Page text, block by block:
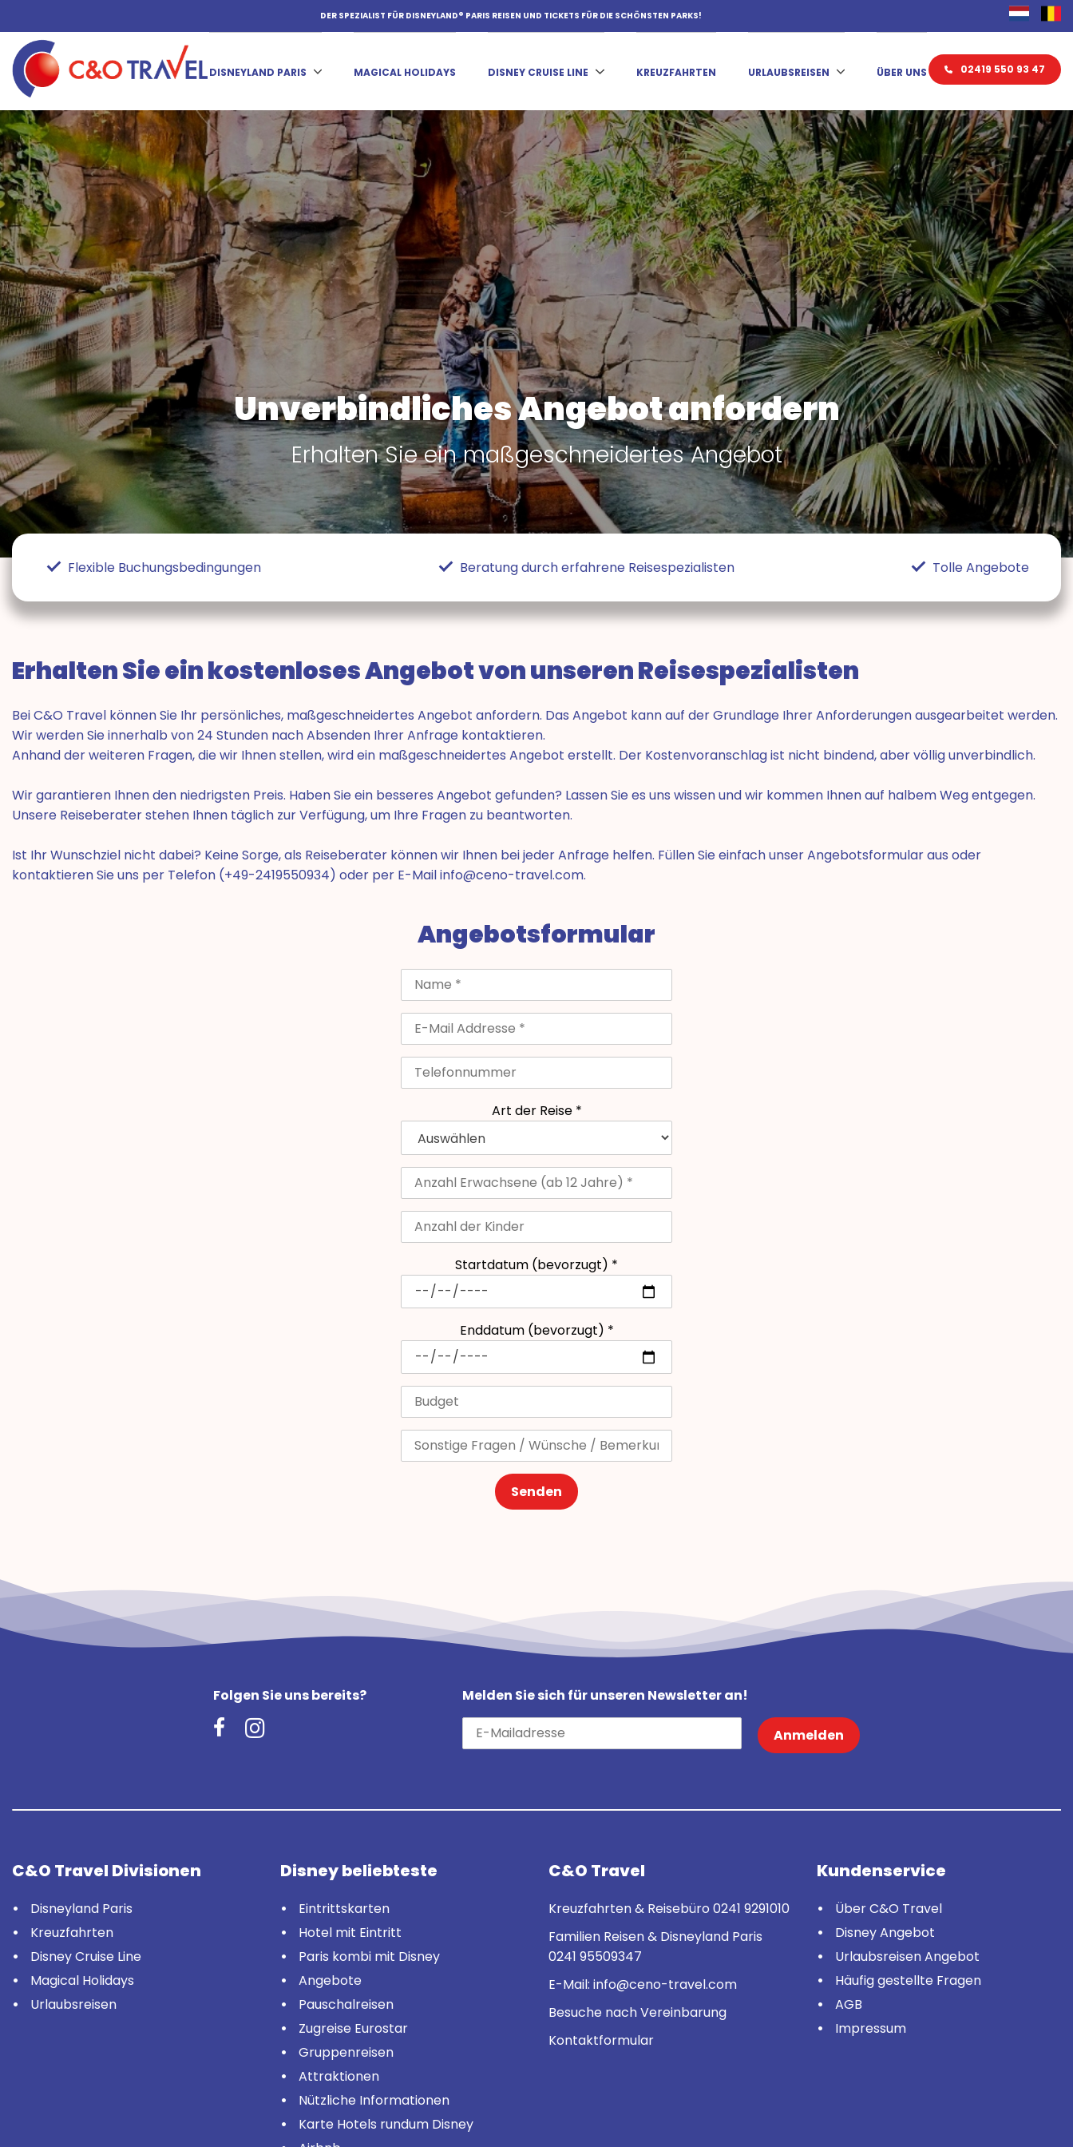
DER SPEZIALIST FÜR DISNEYLAND® PARIS REISEN UND TICKETS FÜR DIE SCHÖNSTEN PARKS!
DISNEYLAND PARIS MAGICAL HOLIDAYS DISNEY CRUISE LINE KREUZFAHRTEN URLAUBSREISEN ÜBER UNS 02419 550 93 47
Unverbindliches Angebot anfordern
Erhalten Sie ein maßgeschneidertes Angebot
Flexible Buchungsbedingungen Beratung durch erfahrene Reisespezialisten Tolle Angebote
Erhalten Sie ein kostenloses Angebot von unseren Reisespezialisten
Bei C&O Travel können Sie Ihr persönliches, maßgeschneidertes Angebot anfordern. Das Angebot kann auf der Grundlage Ihrer Anforderungen ausgearbeitet werden.
Wir werden Sie innerhalb von 24 Stunden nach Absenden Ihrer Anfrage kontaktieren.
Anhand der weiteren Fragen, die wir Ihnen stellen, wird ein maßgeschneidertes Angebot erstellt. Der Kostenvoranschlag ist nicht bindend, aber völlig unverbindlich.
Wir garantieren Ihnen den niedrigsten Preis. Haben Sie ein besseres Angebot gefunden? Lassen Sie es uns wissen und wir kommen Ihnen auf halbem Weg entgegen.
Unsere Reiseberater stehen Ihnen täglich zur Verfügung, um Ihre Fragen zu beantworten.
Ist Ihr Wunschziel nicht dabei? Keine Sorge, als Reiseberater können wir Ihnen bei jeder Anfrage helfen. Füllen Sie einfach unser Angebotsformular aus oder
kontaktieren Sie uns per Telefon (+49-2419550934) oder per E-Mailinfo@ceno-travel.com.
Angebotsformular
Art der Reise *
Startdatum (bevorzugt) *
Enddatum (bevorzugt) *
Senden
Folgen Sie uns bereits? Melden Sie sich für unseren Newsletter an!
Anmelden
C&O Travel Divisionen
Disneyland Paris
Kreuzfahrten
Disney Cruise Line
Magical Holidays
Urlaubsreisen
Disney beliebteste
Eintrittskarten
Hotel mit Eintritt
Paris kombi mit Disney
Angebote
Pauschalreisen
Zugreise Eurostar
Gruppenreisen
Attraktionen
Nützliche Informationen
Karte Hotels rundum Disney
C&O Travel
Kreuzfahrten & Reisebüro 0241 9291010
Familien Reisen & Disneyland Paris
0241 95509347
E-Mail: info@ceno-travel.com
Besuche nach Vereinbarung
Kontaktformular
Kundenservice
Über C&O Travel
Disney Angebot
Urlaubsreisen Angebot
Häufig gestellte Fragen
AGB
Impressum